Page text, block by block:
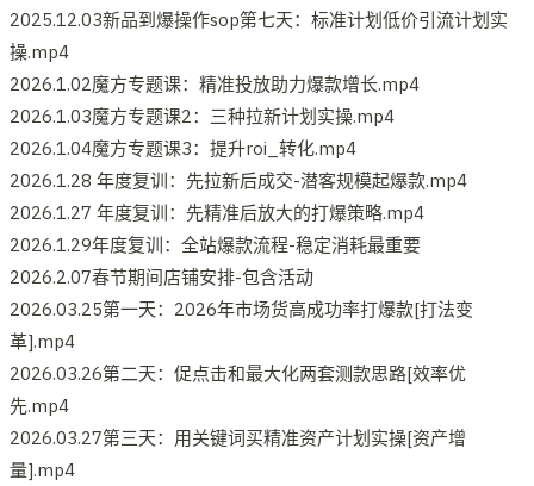
2025.12.03新品到爆操作sop第七天：标准计划低价引流计划实
操.mp4
2026.1.02魔方专题课：精准投放助力爆款增长.mp4
2026.1.03魔方专题课2：三种拉新计划实操.mp4
2026.1.04魔方专题课3：提升roi_转化.mp4
2026.1.28 年度复训：先拉新后成交-潜客规模起爆款.mp4
2026.1.27 年度复训：先精准后放大的打爆策略.mp4
2026.1.29年度复训：全站爆款流程-稳定消耗最重要
2026.2.07春节期间店铺安排-包含活动
2026.03.25第一天：2026年市场货高成功率打爆款[打法变
革].mp4
2026.03.26第二天：促点击和最大化两套测款思路[效率优
先.mp4
2026.03.27第三天：用关键词买精准资产计划实操[资产增
量].mp4